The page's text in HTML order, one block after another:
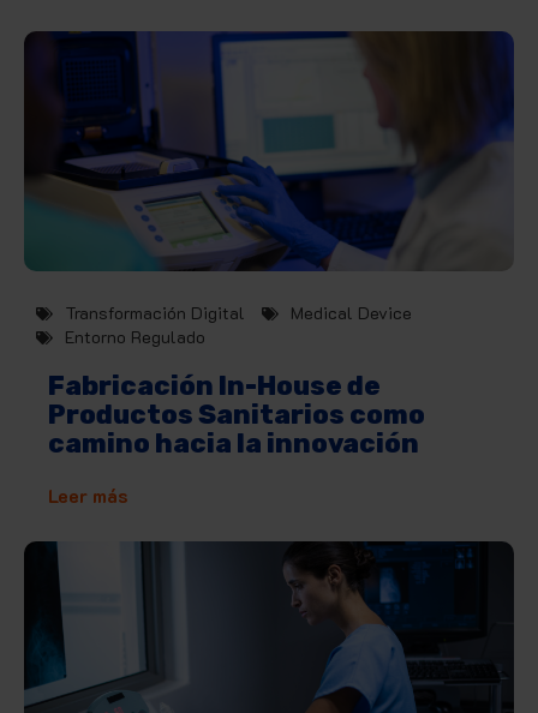
Transformación Digital
Medical Device
Entorno Regulado
Fabricación In-House de
Productos Sanitarios como
camino hacia la innovación
Leer más